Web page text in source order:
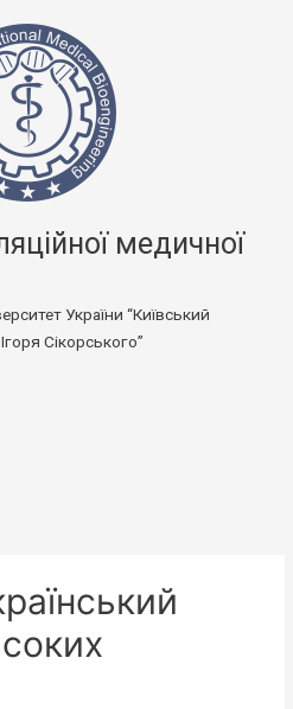
медичної
України “Київський
Сікорського”